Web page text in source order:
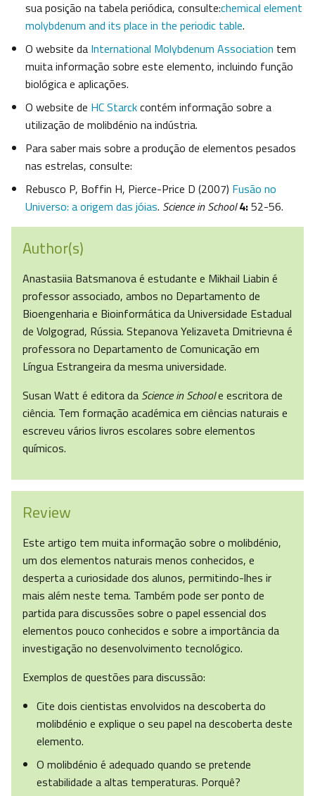
sua posição na tabela periódica, consulte:chemical element
molybdenum and its place in the periodic table.
O website da International Molybdenum Association tem
muita informação sobre este elemento, incluindo função
biológica e aplicações.
O website de HC Starckcontém informação sobre a
utilização de molibdénio na indústria.
Para saber mais sobre a produção de elementos pesados
nas estrelas, consulte:
Rebusco P, Boffin H, Pierce-Price D (2007) Fusão no
Universo: a origem das jóias. Science in School4:52-56.
Author(s)
Anastasiia Batsmanova é estudante e Mikhail Liabin é
professor associado, ambos no Departamento de
Bioengenharia e Bioinformática da Universidade Estadual
de Volgograd, Rússia. Stepanova Yelizaveta Dmitrievna é
professora no Departamento de Comunicação em
Língua Estrangeira da mesma universidade.
Susan Watt é editora da Science in Schoole escritora de
ciência. Tem formação académica em ciências naturais e
escreveu vários livros escolares sobre elementos
químicos.
Review
Este artigo tem muita informação sobre o molibdénio,
um dos elementos naturais menos conhecidos, e
desperta a curiosidade dos alunos, permitindo-lhes ir
mais além neste tema. Também pode ser ponto de
partida para discussões sobre o papel essencial dos
elementos pouco conhecidos e sobre a importância da
investigação no desenvolvimento tecnológico.
Exemplos de questões para discussão:
Cite dois cientistas envolvidos na descoberta do
molibdénio e explique o seu papel na descoberta deste
elemento.
O molibdénio é adequado quando se pretende
estabilidade a altas temperaturas. Porquê?